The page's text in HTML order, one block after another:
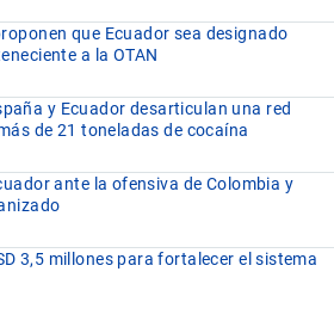
que Ecuador sea designado
a la OTAN
y Ecuador desarticulan una red
de 21 toneladas de cocaína
ante la ofensiva de Colombia y
3,5 millones para fortalecer el sistema